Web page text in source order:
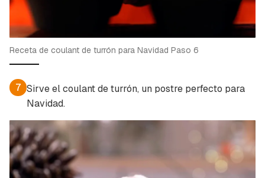
Receta de coulant de turrón para Navidad Paso 6
7 Sirve el coulant de turrón, un postre perfecto para
Navidad.